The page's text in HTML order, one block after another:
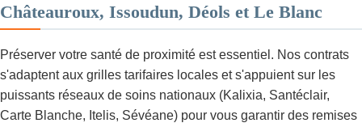
Châteauroux, Issoudun, Déols et Le Blanc
Préserver votre santé de proximité est essentiel. Nos contrats
s'adaptent aux grilles tarifaires locales et s'appuient sur les
puissants réseaux de soins nationaux (Kalixia, Santéclair,
Carte Blanche, Itelis, Sévéane) pour vous garantir des remises